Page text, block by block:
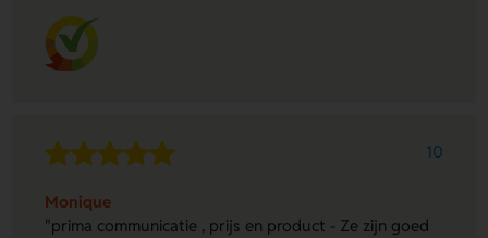
10
Monique
"prima communicatie , prijs en product - Ze zijn goed